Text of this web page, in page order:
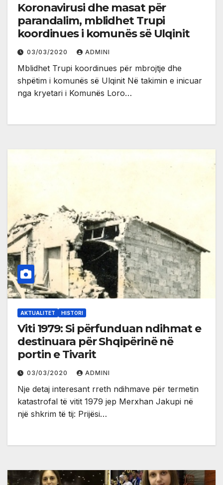
Koronavirusi dhe masat për
parandalim, mblidhet Trupi
koordinues i komunës së Ulqinit
03/03/2020 ADMINI
Mblidhet Trupi koordinues për mbrojtje dhe
shpëtim i komunës së Ulqinit Në takimin e inicuar
nga kryetari i Komunës Loro…
AKTUALITET HISTORI
Viti 1979: Si përfunduan ndihmat e
destinuara për Shqipërinë në
portin e Tivarit
03/03/2020 ADMINI
Nje detaj interesant rreth ndihmave për termetin
katastrofal të vitit 1979 jep Merxhan Jakupi në
një shkrim të tij: Prijësi…